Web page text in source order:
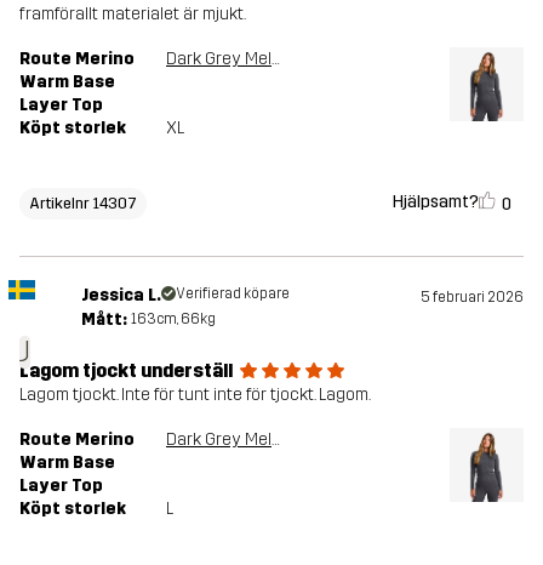
framförallt materialet är mjukt.
Route Merino
Warm Base
Layer Top
Dark Grey Melange
Köpt storlek XL
Artikelnr 14307 Hjälpsamt? 0
J
Jessica L. Verifierad köpare 5 februari 2026
Mått: 163cm, 66kg
Lagom tjockt underställ
Lagom tjockt. Inte för tunt inte för tjockt. Lagom.
Route Merino
Warm Base
Layer Top
Dark Grey Melange
Köpt storlek L